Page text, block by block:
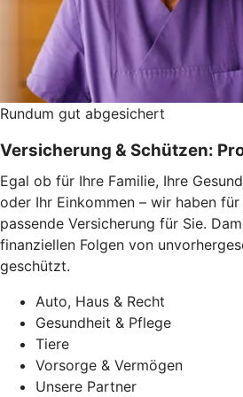
Rundum gut abgesichert
Versicherung & Schützen:
Egal ob für Ihre Familie, Ihre
oder Ihr Einkommen – wir haben
passende Versicherung für Sie.
finanziellen Folgen von
geschützt.
Auto, Haus & Recht
Gesundheit & Pflege
Tiere
Vorsorge & Vermögen
Unsere Partner